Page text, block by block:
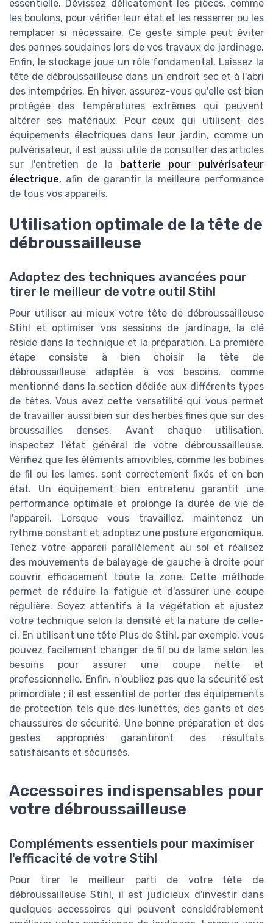
essentielle. Dévissez délicatement les pièces, comme
les boulons, pour vérifier leur état et les resserrer ou les
remplacer si nécessaire. Ce geste simple peut éviter
des pannes soudaines lors de vos travaux de jardinage.
Enfin, le stockage joue un rôle fondamental. Laissez la
tête de débroussailleuse dans un endroit sec et à l'abri
des intempéries. En hiver, assurez-vous qu'elle est bien
protégée des températures extrêmes qui peuvent
altérer ses matériaux. Pour ceux qui utilisent des
équipements électriques dans leur jardin, comme un
pulvérisateur, il est aussi utile de consulter des articles
sur l'entretien de la
batterie pour pulvérisateur
électrique, afin de garantir la meilleure performance
de tous vos appareils.
Utilisation optimale de la tête de
débroussailleuse
Adoptez des techniques avancées pour
tirer le meilleur de votre outil Stihl
Pour utiliser au mieux votre tête de débroussailleuse
Stihl et optimiser vos sessions de jardinage, la clé
réside dans la technique et la préparation. La première
étape consiste à bien choisir la tête de
débroussailleuse adaptée à vos besoins, comme
mentionné dans la section dédiée aux différents types
de têtes. Vous avez cette versatilité qui vous permet
de travailler aussi bien sur des herbes fines que sur des
broussailles denses. Avant chaque utilisation,
inspectez l'état général de votre débroussailleuse.
Vérifiez que les éléments amovibles, comme les bobines
de fil ou les lames, sont correctement fixés et en bon
état. Un équipement bien entretenu garantit une
performance optimale et prolonge la durée de vie de
l'appareil. Lorsque vous travaillez, maintenez un
rythme constant et adoptez une posture ergonomique.
Tenez votre appareil parallèlement au sol et réalisez
des mouvements de balayage de gauche à droite pour
couvrir efficacement toute la zone. Cette méthode
permet de réduire la fatigue et d'assurer une coupe
régulière. Soyez attentifs à la végétation et ajustez
votre technique selon la densité et la nature de celle-
ci. En utilisant une tête Plus de Stihl, par exemple, vous
pouvez facilement changer de fil ou de lame selon les
besoins pour assurer une coupe nette et
professionnelle. Enfin, n'oubliez pas que la sécurité est
primordiale ; il est essentiel de porter des équipements
de protection tels que des lunettes, des gants et des
chaussures de sécurité. Une bonne préparation et des
gestes appropriés garantiront des résultats
satisfaisants et sécurisés.
Accessoires indispensables pour
votre débroussailleuse
Compléments essentiels pour maximiser
l'efficacité de votre Stihl
Pour tirer le meilleur parti de votre tête de
débroussailleuse Stihl, il est judicieux d'investir dans
quelques accessoires qui peuvent considérablement